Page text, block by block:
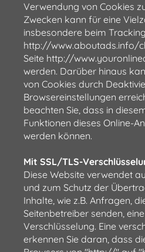
Verwendung von Cookies
Zwecken kann für eine
insbesondere beim
http://www.aboutads.info/
Seite http://
werden. Darüber hinaus
von Cookies durch
Browsereinstellungen
beachten Sie, dass in
Funktionen dieses Online-
werden können.
Mit SSL/TLS-
Diese Website verwendet
und zum Schutz der
Inhalte, wie z.B. Anfragen,
Seitenbetreiber senden,
Verschlüsselung. Eine
erkennen Sie daran, dass